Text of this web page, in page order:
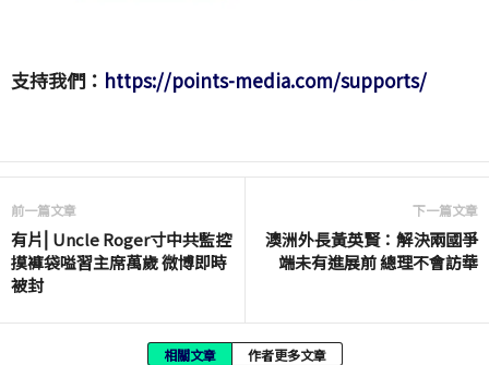
支持我們： https://points-media.com/supports/
前一篇文章
有片⎜Uncle Roger寸中共監控
摸褲袋嗌習主席萬歲 微博即時
被封
下一篇文章
澳洲外長黃英賢：解決兩國爭
端未有進展前 總理不會訪華
相關文章 作者更多文章